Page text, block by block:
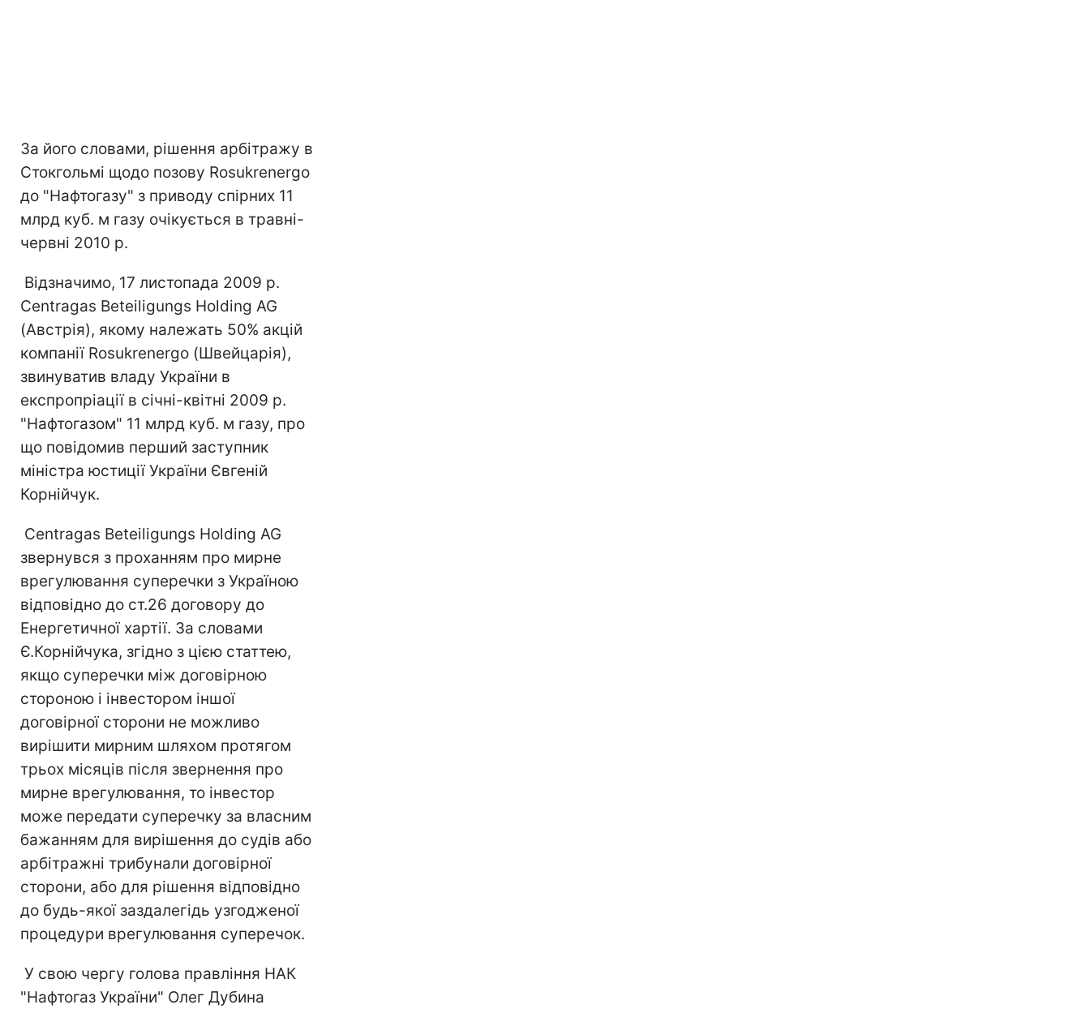
За його словами, рішення арбітражу в
Стокгольмі щодо позову Rosukrenergo
до "Нафтогазу" з приводу спірних 11
млрд куб. м газу очікується в травні-
червні 2010 р.
Відзначимо, 17 листопада 2009 р.
Centragas Beteiligungs Holding AG
(Австрія), якому належать 50% акцій
компанії Rosukrenergo (Швейцарія),
звинуватив владу України в
експропріації в січні-квітні 2009 р.
"Нафтогазом" 11 млрд куб. м газу, про
що повідомив перший заступник
міністра юстиції України Євгеній
Корнійчук.
Centragas Beteiligungs Holding AG
звернувся з проханням про мирне
врегулювання суперечки з Україною
відповідно до ст.26 договору до
Енергетичної хартії. За словами
Є.Корнійчука, згідно з цією статтею,
якщо суперечки між договірною
стороною і інвестором іншої
договірної сторони не можливо
вирішити мирним шляхом протягом
трьох місяців після звернення про
мирне врегулювання, то інвестор
може передати суперечку за власним
бажанням для вирішення до судів або
арбітражні трибунали договірної
сторони, або для рішення відповідно
до будь-якої заздалегідь узгодженої
процедури врегулювання суперечок.
У свою чергу голова правління НАК
"Нафтогаз України" Олег Дубина